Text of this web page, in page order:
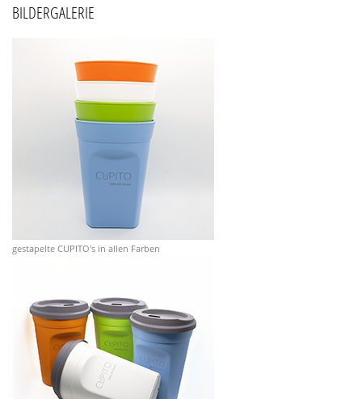
BILDERGALERIE
gestapelte CUPITO's in allen Farben